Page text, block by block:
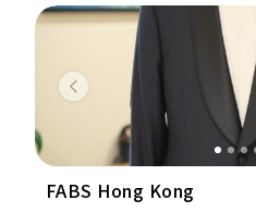
Previous
FABS Hong Kong